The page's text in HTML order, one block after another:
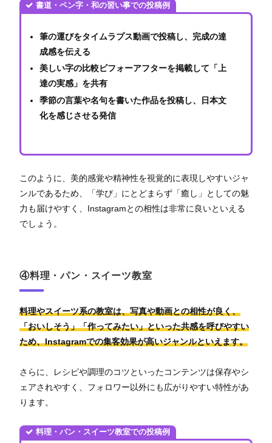
書道・ペン字・和の習い事での投稿例
筆の運びをタイムラプス動画で投稿し、完成の達
成感を伝える
美しい字の比較ビフォーアフターを掲載して「上
達の実感」を共有
季節の言葉や名句を書いた作品を投稿し、日本文
化を感じさせる発信
このように、美的感覚や精神性を視覚的に表現しやすいジャ
ンルであるため、「学び」にとどまらず「癒し」としての魅
力も届けやすく、Instagramとの相性は非常に良いといえる
でしょう。
④料理・パン・スイーツ教室
料理やスイーツ系の教室は、写真や動画との相性が良く、
「おいしそう」「作ってみたい」といった共感を呼びやすい
ため、Instagramでの集客効果が高いジャンルといえます。
さらに、レシピや調理のコツといったコンテンツは保存やシ
ェアされやすく、フォロワー以外にも広がりやすい特性があ
ります。
料理・パン・スイーツ教室での投稿例